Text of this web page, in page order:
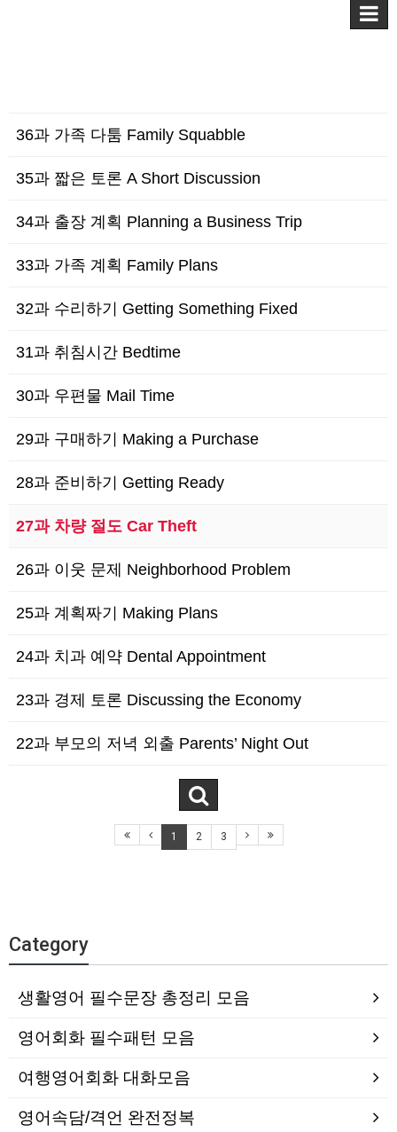
36과 가족 다툼 Family Squabble
35과 짧은 토론 A Short Discussion
34과 출장 계획 Planning a Business Trip
33과 가족 계획 Family Plans
32과 수리하기 Getting Something Fixed
31과 취침시간 Bedtime
30과 우편물 Mail Time
29과 구매하기 Making a Purchase
28과 준비하기 Getting Ready
27과 차량 절도 Car Theft
26과 이웃 문제 Neighborhood Problem
25과 계획짜기 Making Plans
24과 치과 예약 Dental Appointment
23과 경제 토론 Discussing the Economy
22과 부모의 저녁 외출 Parents’ Night Out
1 2 3
Category
생활영어 필수문장 총정리 모음
영어회화 필수패턴 모음
여행영어회화 대화모음
영어속담/격언 완전정복